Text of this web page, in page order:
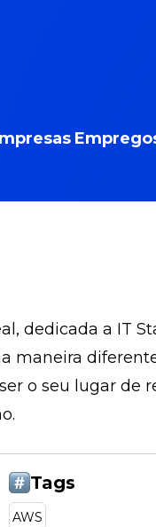
dedicada a IT
maneira
o seu lugar de
Tags
AWS